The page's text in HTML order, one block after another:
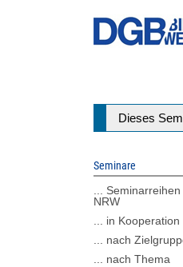
Dieses
Seminare
...
NRW
... in
... nach
... nach Thema